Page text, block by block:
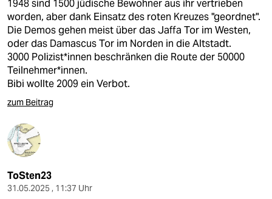
1948 sind 1500 jüdische Bewohner aus ihr vertrieben
worden, aber dank Einsatz des roten Kreuzes "geordnet".
Die Demos gehen meist über das Jaffa Tor im Westen,
oder das Damascus Tor im Norden in die Altstadt.
3000 Polizist*innen beschränken die Route der 50000
Teilnehmer*innen.
Bibi wollte 2009 ein Verbot.
zum Beitrag
ToSten23
31.05.2025 , 11:37 Uhr